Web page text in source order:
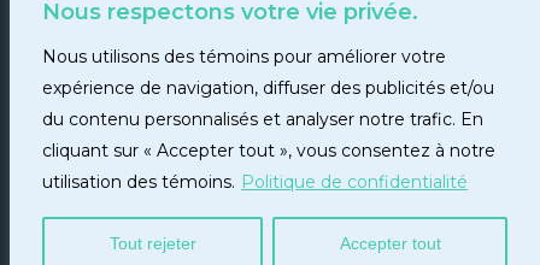
Nous respectons votre vie privée.
Nous utilisons des témoins pour améliorer votre
expérience de navigation, diffuser des publicités et/ou
du contenu personnalisés et analyser notre trafic. En
cliquant sur « Accepter tout », vous consentez à notre
utilisation des témoins. Politique de confidentialité
Tout rejeter Accepter tout
© 2026 Regroupement des jeunes chambres de commerce
du Québec - RJCCQ |Politique de confidentialité
Conception web:Codems